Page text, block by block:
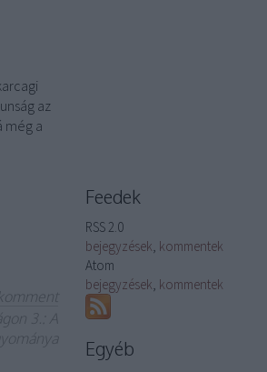
az
még a
3.: A
Feedek
RSS 2.0
bejegyzések, kommentek
Atom
bejegyzések, kommentek
Egyéb